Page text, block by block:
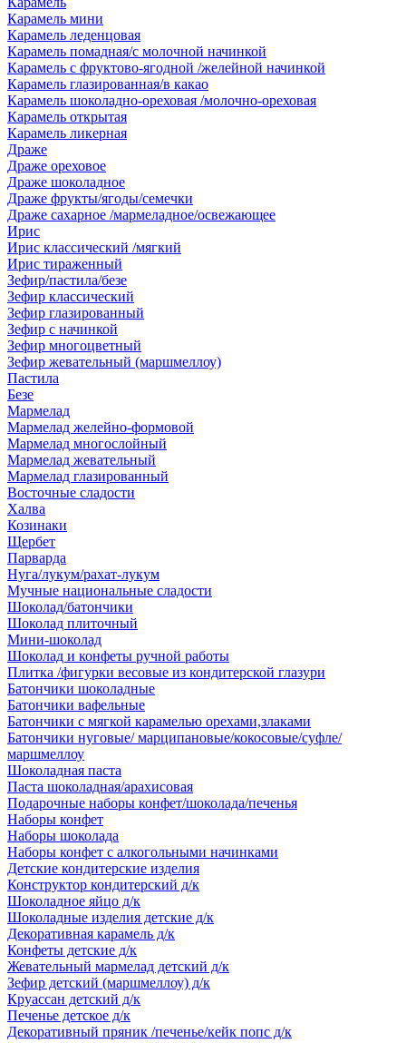
Карамель мини
Карамель леденцовая
Карамель помадная/с молочной начинкой
Карамель с фруктово-ягодной /желейной начинкой
Карамель глазированная/в какао
Карамель шоколадно-ореховая /молочно-ореховая
Карамель открытая
Карамель ликерная
Драже
Драже ореховое
Драже шоколадное
Драже фрукты/ягоды/семечки
Драже сахарное /мармеладное/освежающее
Ирис
Ирис классический /мягкий
Ирис тираженный
Зефир/пастила/безе
Зефир классический
Зефир глазированный
Зефир с начинкой
Зефир многоцветный
Зефир жевательный (маршмеллоу)
Пастила
Безе
Мармелад
Мармелад желейно-формовой
Мармелад многослойный
Мармелад жевательный
Мармелад глазированный
Восточные сладости
Халва
Козинаки
Щербет
Парварда
Нуга/лукум/рахат-лукум
Мучные национальные сладости
Шоколад/батончики
Шоколад плиточный
Мини-шоколад
Шоколад и конфеты ручной работы
Плитка /фигурки весовые из кондитерской глазури
Батончики шоколадные
Батончики вафельные
Батончики с мягкой карамелью орехами,злаками
Батончики нуговые/ марципановые/кокосовые/суфле/
маршмеллоу
Шоколадная паста
Паста шоколадная/арахисовая
Подарочные наборы конфет/шоколада/печенья
Наборы конфет
Наборы шоколада
Наборы конфет с алкогольными начинками
Детские кондитерские изделия
Конструктор кондитерский д/к
Шоколадное яйцо д/к
Шоколадные изделия детские д/к
Декоративная карамель д/к
Конфеты детские д/к
Жевательный мармелад детский д/к
Зефир детский (маршмеллоу) д/к
Круассан детский д/к
Печенье детское д/к
Декоративный пряник /печенье/кейк попс д/к